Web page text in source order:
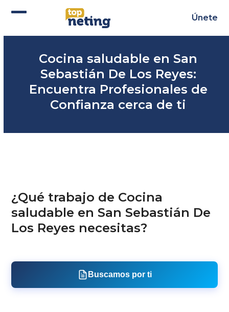
Únete
móvil
móvilCocina saludable en San
Sebastián De Los Reyes:
Encuentra Profesionales de
Confianza cerca de ti
¿Qué trabajo de Cocina
saludable en San Sebastián De
Los Reyes necesitas?
Buscamos por ti